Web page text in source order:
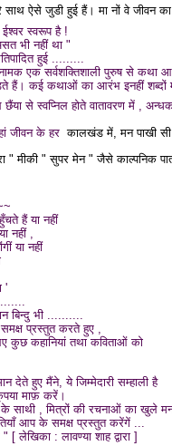
ऐसे जुडी हुई हैं। मा नों वे जीवन
स्वरूप है !
भी नहीं था "
हुई .........
एक सर्वशक्तिशाली पुरुष से कथा
हैं।कई कथाओं का आरंभ इनहीं
छैंया से स्वप्निल होते वातावरण में ,
जीवन के हर कालखंड में, मन पाखी सी
" मीकी " सुपर मेन " जैसे काल्पनिक
हैं या नहीं
नहीं ,
या नहीं
'
बिन्दु भी ..........
प्रस्तुत करते हुए ,
कुछ कहानियां तथा कविताओं को
देते हुए मैंने, ये जिम्मेदारी सम्हाली है
माफ़ करें।
के साथी , मित्रों की रचनाओं का खुले
आप के समक्ष प्रस्तुत करेंगें ...
" [लेखिका : लावण्या शाह द्वारा ]